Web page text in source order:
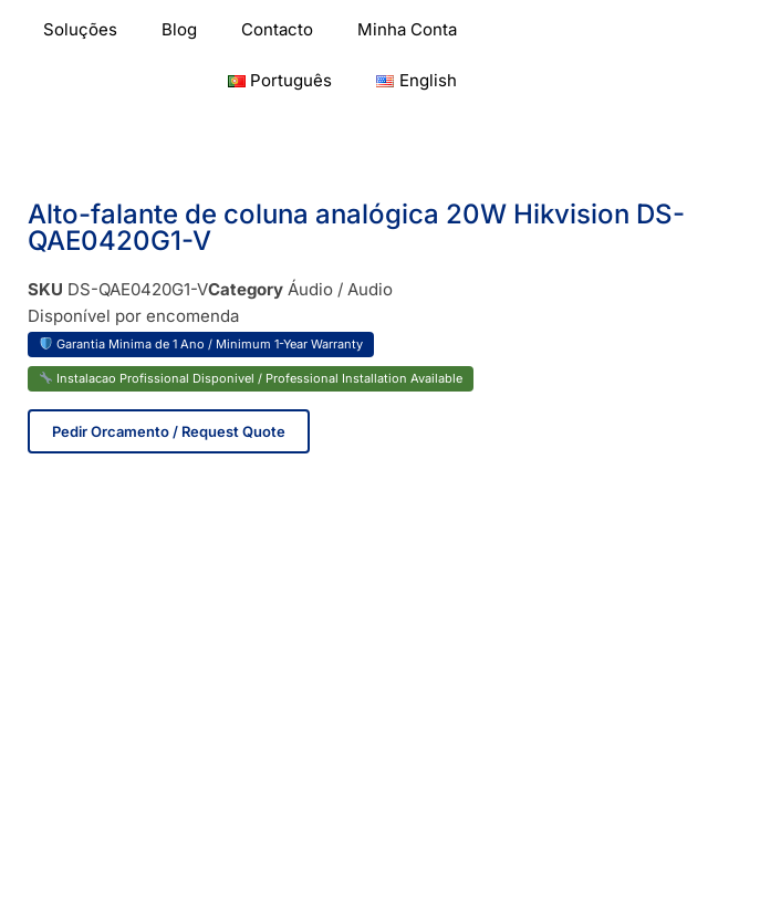
Soluções Blog Contacto Minha Conta
Português English
Alto-falante de coluna analógica 20W Hikvision DS-
QAE0420G1-V
SKU DS-QAE0420G1-VCategory Áudio / Audio
Disponível por encomenda
Garantia Minima de 1 Ano / Minimum 1-Year Warranty
Instalacao Profissional Disponivel / Professional Installation Available
Pedir Orcamento / Request Quote